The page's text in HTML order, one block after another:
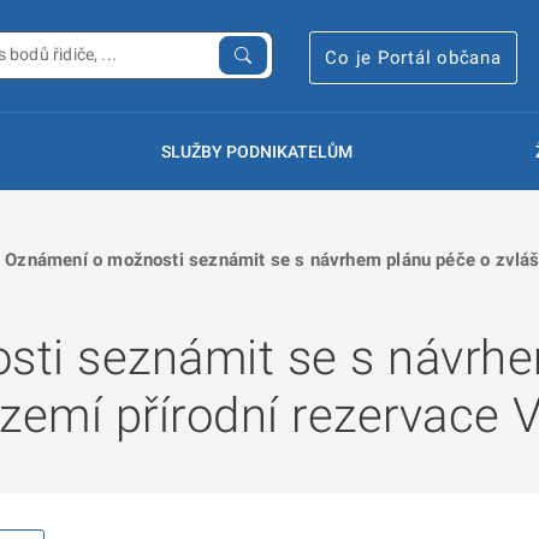
Co je Portál občana
SLUŽBY PODNIKATELŮM
Oznámení o možnosti seznámit se s návrhem plánu péče o
seznámit se s
přírodní rezervace